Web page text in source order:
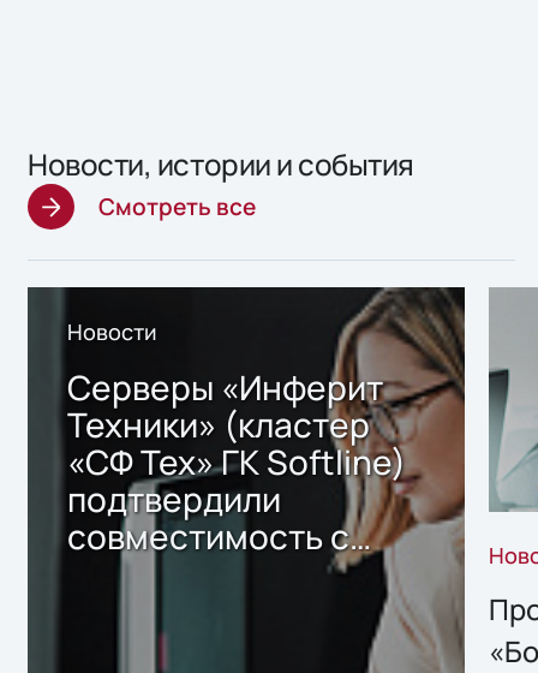
Новости, истории и события
Смотреть все
Новости
Серверы «Инферит
Техники» (кластер
«СФ Тех» ГК Softline)
подтвердили
совместимость с
решением Sharx
хранения данных